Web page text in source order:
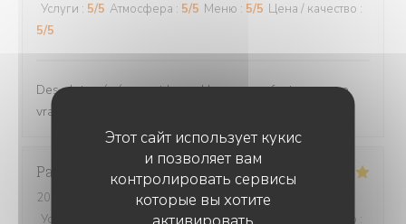
Этот сайт использует кукис
и позволяет вам
контролировать сервисы
которые вы хотите
Услуги : 5/5 Атмосфера : 5/5 Меню : 5/5 Цена / качество :
5/5
Des plats généreux et bons. Un menu enfant avec une
vraie recette. Et la gentillesse des serveurs. Top
Pascal
2026-08-01
- 19:45 - гости 2
Услуги
Атмосфера:5/5 Меню: 5 Цена / качество :